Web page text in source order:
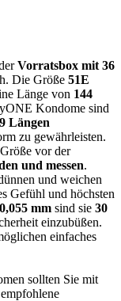
Vorratsbox mit 36
Die Größe 51E
Länge von 144
Kondome sind
Längen
zu gewährleisten.
vor der
und messen.
und weichen
Gefühl und höchsten
0,055 mm sind sie 30
einzubüßen.
einfaches
sollten Sie mit